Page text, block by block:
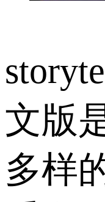
文版
多样